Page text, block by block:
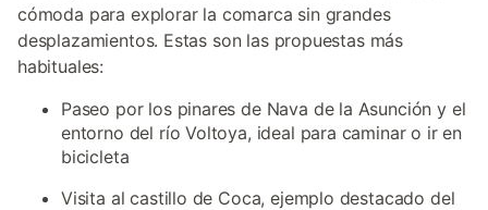
cómoda para explorar la comarca sin grandes
desplazamientos. Estas son las propuestas más
habituales:
Paseo por los pinares de Nava de la Asunción y el
entorno del río Voltoya, ideal para caminar o ir en
bicicleta
Visita al castillo de Coca, ejemplo destacado del